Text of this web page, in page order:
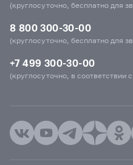
(круглосуточно, бесплатно для
8 800 300-30-00
(круглосуточно, бесплатно для
+7 499 300-30-00
(круглосуточно, в соответствии